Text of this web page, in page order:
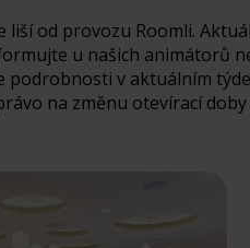
liší od provozu Roomli.
u našich animátorů
podrobnosti v aktuálním
na změnu otevírací doby